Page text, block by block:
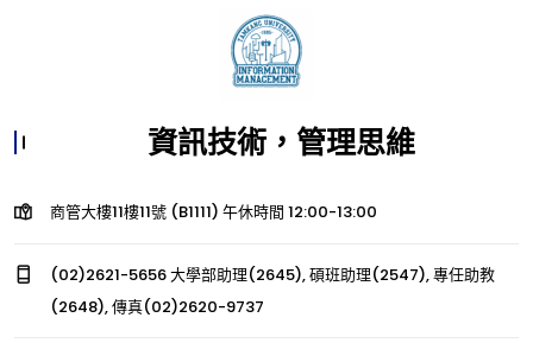
資訊技術，管理思維
商管大樓11樓11號 (B1111) 午休時間 12:00-13:00
(02)2621-5656 大學部助理(2645), 碩班助理(2547), 專任助教
(2648), 傳真(02)2620-9737